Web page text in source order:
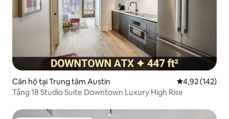
Căn hộ tại Trung tâm Austin Xếp hạng
4,92 (142)
Tầng 18 Studio Suite Downtown Luxury High Rise